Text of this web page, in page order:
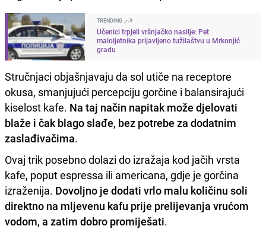
TRENDING
Učenici trpjeli vršnjačko nasilje: Pet
maloljetnika prijavljeno tužilaštvu u Mrkonjić
gradu
Stručnjaci objašnjavaju da sol utiče na receptore
okusa, smanjujući percepciju gorčine i balansirajući
kiselost kafe. Na taj način napitak može djelovati
blaže i čak blago slađe, bez potrebe za dodatnim
zaslađivačima.
Ovaj trik posebno dolazi do izražaja kod jačih vrsta
kafe, poput espressa ili americana, gdje je gorčina
izraženija. Dovoljno je dodati vrlo malu količinu soli
direktno na mljevenu kafu prije prelijevanja vrućom
vodom, a zatim dobro promiješati.